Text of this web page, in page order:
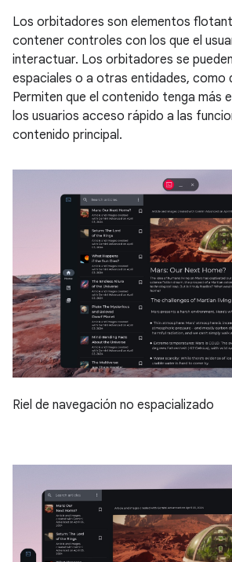
Los orbitadores son elementos
contener controles con los que el
interactuar. Los orbitadores se
espaciales o a otras entidades, como
Permiten que el contenido tenga más
los usuarios acceso rápido a las
contenido principal.
Riel de navegación no espacializado